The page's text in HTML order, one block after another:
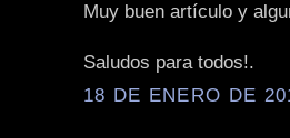
Muy buen artículo y
Saludos para todos!.
18 DE ENERO DE